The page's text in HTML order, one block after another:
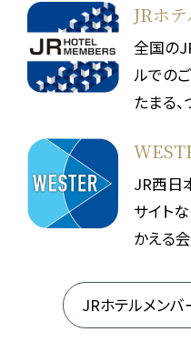
JRホ
全国の
ルでの
たまる、
JR西日
サイト
かえる
JRホテルメン